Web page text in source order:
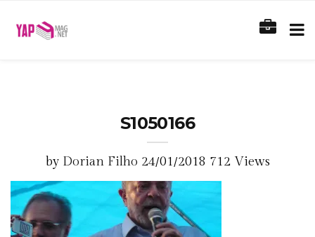
S1050166
by Dorian Filho 24/01/2018 712 Views